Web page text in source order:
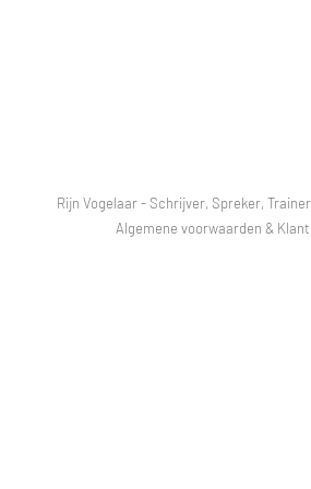
Rijn Vogelaar - Schrijver, Spreker,
Algemene voorwaarden &